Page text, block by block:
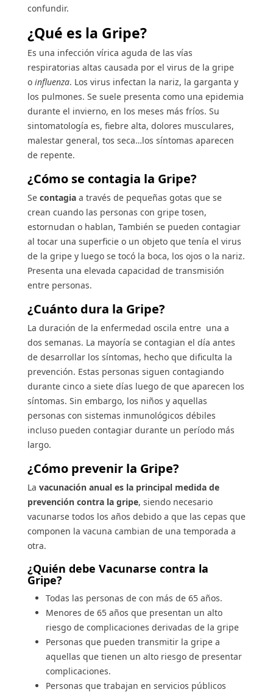
Salud
Salud
confundir.
¿Qué es la Gripe?
Es una infección vírica aguda de las vías
respiratorias altas causada por el virus de la gripe
o influenza. Los virus infectan la nariz, la garganta y
los pulmones. Se suele presenta como una epidemia
durante el invierno, en los meses más fríos. Su
sintomatología es, fiebre alta, dolores musculares,
malestar general, tos seca…los síntomas aparecen
de repente.
¿Cómo se contagia la Gripe?
Se contagia a través de pequeñas gotas que se
crean cuando las personas con gripe tosen,
estornudan o hablan, También se pueden contagiar
al tocar una superficie o un objeto que tenía el virus
de la gripe y luego se tocó la boca, los ojos o la nariz.
Presenta una elevada capacidad de transmisión
entre personas.
¿Cuánto dura la Gripe?
La duración de la enfermedad oscila entre una a
dos semanas. La mayoría se contagian el día antes
de desarrollar los síntomas, hecho que dificulta la
prevención. Estas personas siguen contagiando
durante cinco a siete días luego de que aparecen los
síntomas. Sin embargo, los niños y aquellas
personas con sistemas inmunológicos débiles
incluso pueden contagiar durante un período más
largo.
¿Cómo prevenir la Gripe?
La vacunación anual es la principal medida de
prevención contra la gripe, siendo necesario
vacunarse todos los años debido a que las cepas que
componen la vacuna cambian de una temporada a
otra.
¿Quién debe Vacunarse contra la
Gripe?
Todas las personas de con más de 65 años.
Menores de 65 años que presentan un alto
riesgo de complicaciones derivadas de la gripe
Personas que pueden transmitir la gripe a
aquellas que tienen un alto riesgo de presentar
complicaciones.
Personas que trabajan en servicios públicos